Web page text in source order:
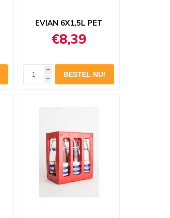
EVIAN 6X1,5L PET
€8,39
i
h